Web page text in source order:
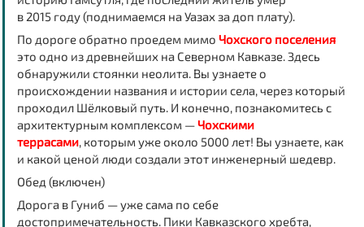
в 2015 году (поднимаемся на Уазах за доп плату).
По дороге обратно проедем мимо Чохского поселения
это одно из древнейших на Северном Кавказе. Здесь
обнаружили стоянки неолита. Вы узнаете о
происхождении названия и истории села, через который
проходил Шёлковый путь. И конечно, познакомитесь с
архитектурным комплексом —Чохскими
террасами, которым уже около 5000 лет! Вы узнаете, как
и какой ценой люди создали этот инженерный шедевр.
Обед (включен)
Дорога в Гуниб — уже сама по себе
достопримечательность. Пики Кавказского хребта,